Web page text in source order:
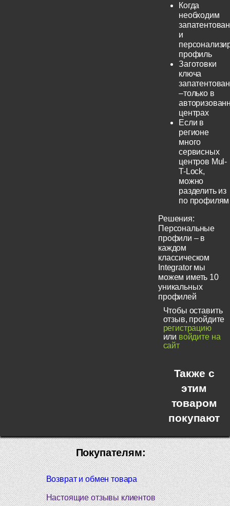
Когда
необходим
и
профиль
Заготовки
ключа
–только в
центрах
Если в
регионе
много
сервисных
центров Mul-
T-Lock,
можно
разделить из
по профилям
Решения:
Персональные
профили – в
каждом
классическом
Integrator мы
можем иметь 10
уникальных
профилей
Чтобы оставить
отзыв, пройдите
регистрацию
или войдите на
сайт
Также с
этим
товаром
покупают
Покупателям:
Возврат и обмен товара
Настоящие отзывы клиентов